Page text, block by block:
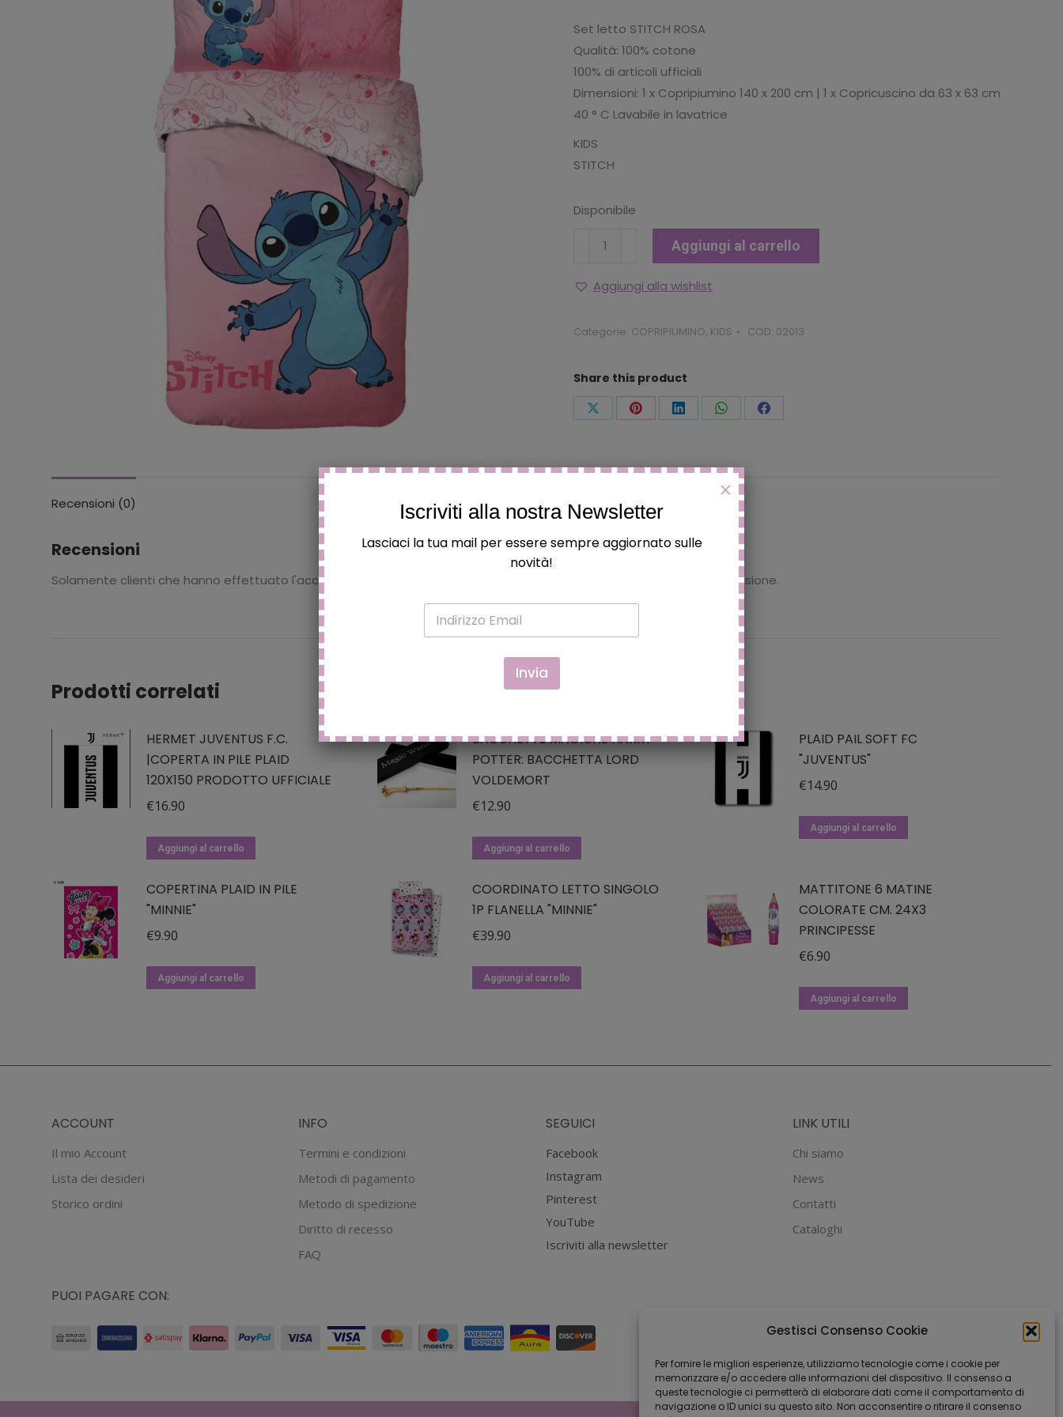
Gestisci Consenso Cookie
Per fornire le migliori esperienze, utilizziamo tecnologie come i cookie per
memorizzare e/o accedere alle informazioni del dispositivo. Il consenso a
queste tecnologie ci permetterà di elaborare dati come il comportamento di
navigazione o ID unici su questo sito. Non acconsentire o ritirare il consenso
Set letto STITCH ROSA
Qualità: 100% cotone
100% di articoli ufficiali
Dimensioni: 1 x Copripiumino 140 x 200 cm | 1 x Copricuscino da 63 x 63 cm
40 ° C Lavabile in lavatrice
KIDS
STITCH
Disponibile
COPRIPIUMINO
STITCH
Aggiungi al carrello
Aggiungi alla wishlist
Categorie: COPRIPIUMINO, KIDS COD: 02013
Share this product
CondividiCondividiCondividiCondividiCondividi
Recensioni (0)
Recensioni
Solamente clienti che hanno effettuato l'accesso ed hanno acquistato questo prodotto possono lasciare una recensione.
Prodotti correlati
HERMET JUVENTUS F.C.
|COPERTA IN PILE PLAID
120X150 PRODOTTO UFFICIALE
€16.90
Aggiungi al carrello
BACCHETTE MAGICHE HARRY
POTTER: BACCHETTA LORD
VOLDEMORT
€12.90
Aggiungi al carrello
PLAID PAIL SOFT FC
"JUVENTUS"
€14.90
Aggiungi al carrello
COPERTINA PLAID IN PILE
"MINNIE"
€9.90
Aggiungi al carrello
COORDINATO LETTO SINGOLO
1P FLANELLA "MINNIE"
€39.90
Aggiungi al carrello
MATTITONE 6 MATINE
COLORATE CM. 24X3
PRINCIPESSE
€6.90
Aggiungi al carrello
ACCOUNT
Il mio Account
Lista dei desideri
Storico ordini
INFO
Termini e condizioni
Metodi di pagamento
Metodo di spedizione
Diritto di recesso
FAQ
SEGUICI
Facebook
Instagram
Pinterest
YouTube
Iscriviti alla newsletter
LINK UTILI
Chi siamo
News
Contatti
Cataloghi
PUOI PAGARE CON:
Iscriviti alla nostra Newsletter
Lasciaci la tua mail per essere sempre aggiornato sulle
novità!
Invia
X